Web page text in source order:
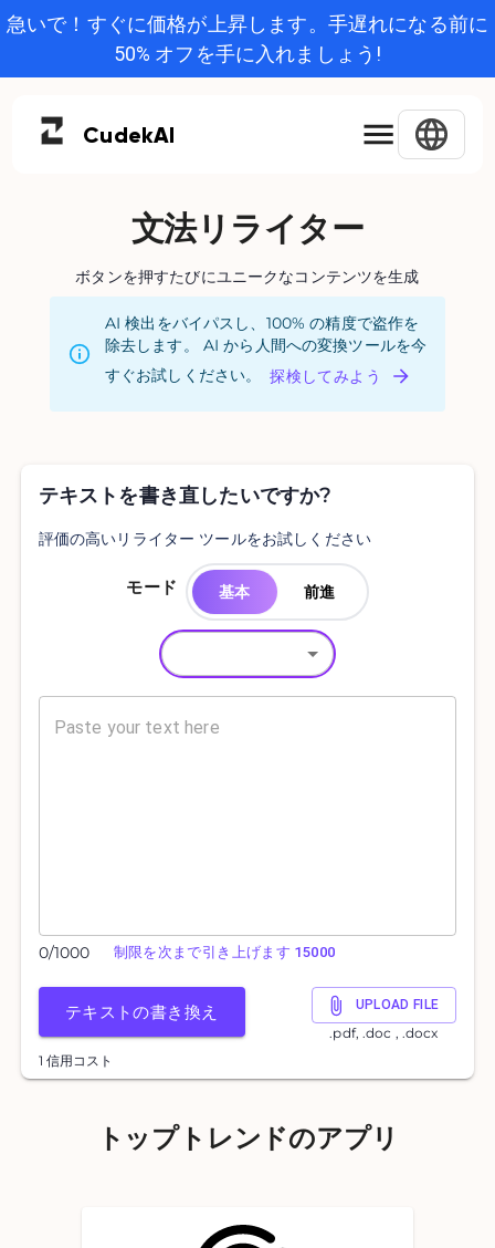
急いで！すぐに価格が上昇します。手遅れになる前に
50% オフを手に入れましょう!
CudekAI
文法リライター
ボタンを押すたびにユニークなコンテンツを生成
AI 検出をバイパスし、100% の精度で盗作を
除去します。 AI から人間への変換ツールを今
すぐお試しください。
探検してみよう
テキストを書き直したいですか?
評価の高いリライター ツールをお試しください
モード 基本 前進
0/1000 制限を次まで引き上げます 15000
テキストの書き換え UPLOAD FILE
.pdf, .doc , .docx
1 信用コスト
トップトレンドのアプリ